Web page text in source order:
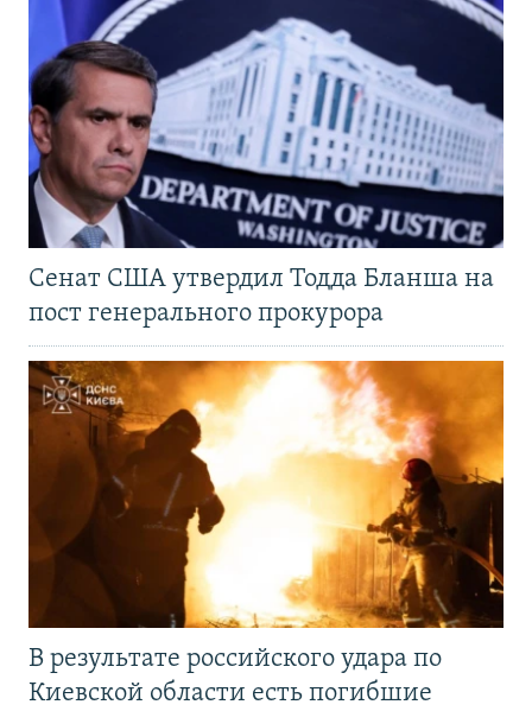
Сенат США утвердил Тодда Бланша на
пост генерального прокурора
В результате российского удара по
Киевской области есть погибшие